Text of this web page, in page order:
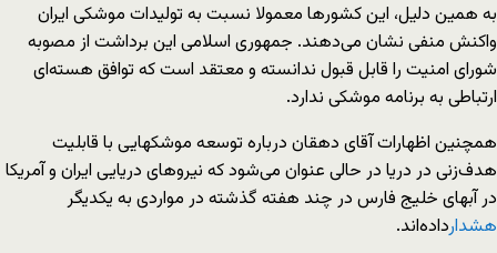
به همین دلیل، این کشورها معمولا نسبت به تولیدات موشکی ایران
واکنش منفی نشان می‌دهند. جمهوری اسلامی این برداشت از مصوبه
شورای امنیت را قابل قبول ندانسته و معتقد است که توافق هسته‌ای
ارتباطی به برنامه موشکی ندارد.
همچنین اظهارات آقای دهقان درباره توسعه موشکهایی با قابلیت
هدف‌زنی در دریا در حالی عنوان می‌شود که نیروهای دریایی ایران و آمریکا
در آبهای خلیج‌ فارس در چند هفته گذشته در مواردی به یکدیگر
هشدارداده‌اند.